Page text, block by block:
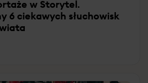
w Storytel.
6 ciekawych słuchowisk